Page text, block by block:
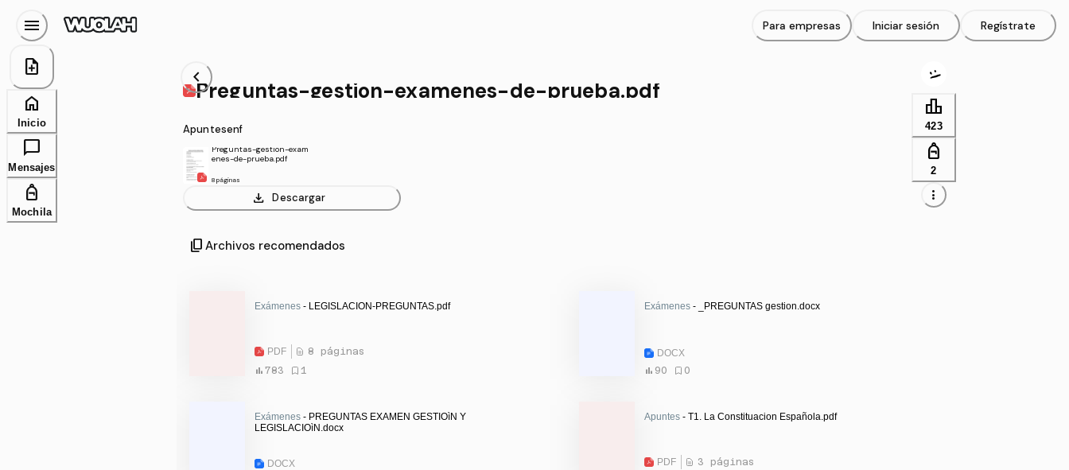
chevron_left
Preguntas-gestion-examenes-de-prueba.pdf
Apuntesenf
Preguntas-gestion-exam
enes-de-prueba.pdf
8 páginas
download Descargar
leaderboard
423
personal_bag
2
more_vert
content_copy Archivos recomendados
Exámenes - LEGISLACION-PREGUNTAS.pdf
PDF
8 páginas
783
1
Exámenes - _PREGUNTAS gestion.docx
DOCX
90
0
Exámenes - PREGUNTAS EXAMEN GESTIOìN Y
LEGISLACIOìN.docx
DOCX
Apuntes - T1. La Constituacion Española.pdf
PDF
3 páginas
Para empresas Iniciar sesión Regístrate
menu
note_add
home
Inicio
chat_bubble
Mensajes
personal_bag
Mochila